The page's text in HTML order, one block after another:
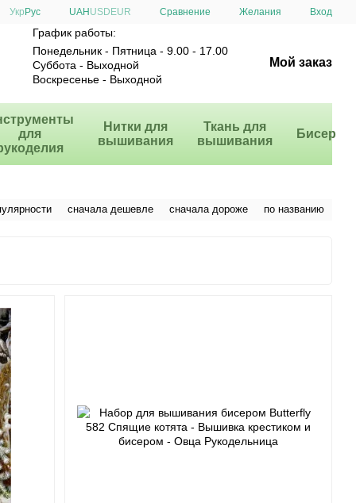
Укр Рус UAH USD EUR Сравнение Желания Вход
График работы:
Понедельник - Пятница - 9.00 - 17.00
Суббота - Выходной
Воскресенье - Выходной
Мой заказ
для
Нитки для
вышивания
Ткань для
вышивания
Бисер
сначала дешевле сначала дороже по названию